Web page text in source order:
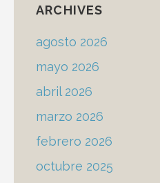
ARCHIVES
agosto 2026
mayo 2026
abril 2026
marzo 2026
febrero 2026
octubre 2025